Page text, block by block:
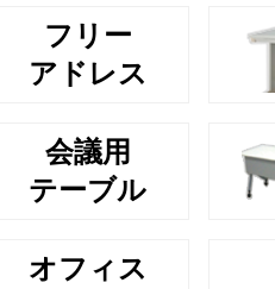
フリー
アドレス
会議用
テーブル
オフィス